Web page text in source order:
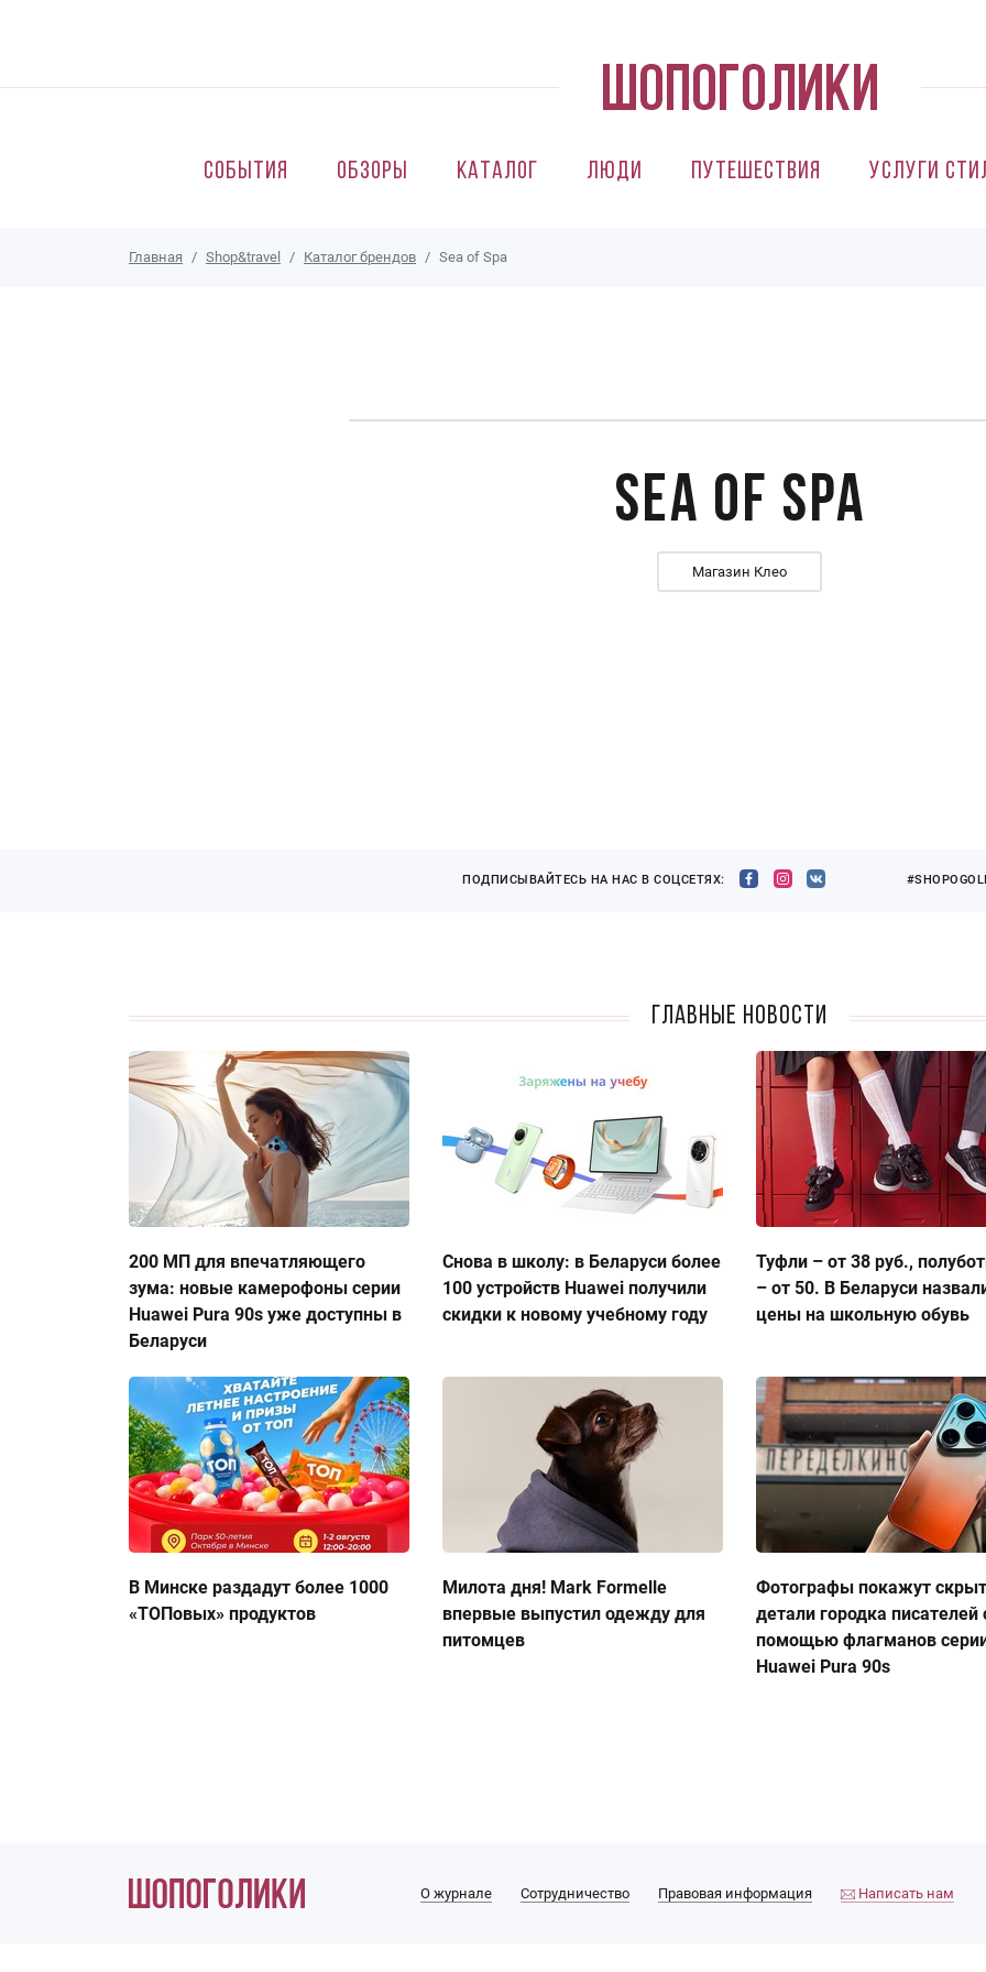
События Обзоры Каталог Люди Путешествия Услуги
Главная Shop&travel Каталог брендов Sea of Spa
Sea of Spa
Магазин Клео
ПОДПИСЫВАЙТЕСЬ НА НАС В СОЦСЕТЯХ:
Главные новости
200 МП для впечатляющего
зума: новые камерофоны серии
Huawei Pura 90s уже доступны в
Беларуси
Снова в школу: в Беларуси более
100 устройств Huawei получили
скидки к новому учебному году
Туфли – от 38 руб.,
– от 50. В Беларуси
цены на школьную обувь
В Минске раздадут более 1000
«ТОПовых» продуктов
Милота дня! Mark Formelle
впервые выпустил одежду для
питомцев
Фотографы покажут
детали городка писателей
помощью флагманов
Huawei Pura 90s
О журнале Сотрудничество Правовая информация Написать нам